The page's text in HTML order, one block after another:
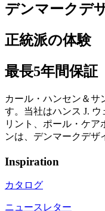
デンマークデ
正統派の体験
最長5年間保証
カール・ハンセン＆
す。当社はハンス J.
リント、ポール・ケ
ンは、デンマークデザ
Inspiration
カタログ
ニュースレター